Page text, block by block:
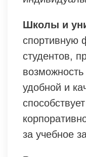
Школы и
спортивную
студентов,
удобной и
за учебное